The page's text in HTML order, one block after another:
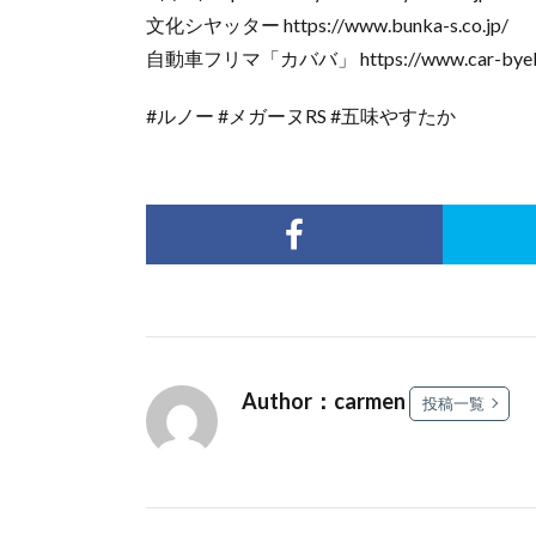
文化シヤッター https://www.bunka-s.co.jp/
自動車フリマ「カババ」 https://www.car-
#ルノー #メガーヌRS #五味やすたか
Author：carmen 投稿一覧